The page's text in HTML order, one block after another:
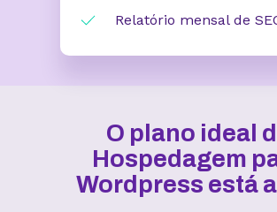
Relatório mensal de
O plano ideal
Hospedagem
Wordpress está